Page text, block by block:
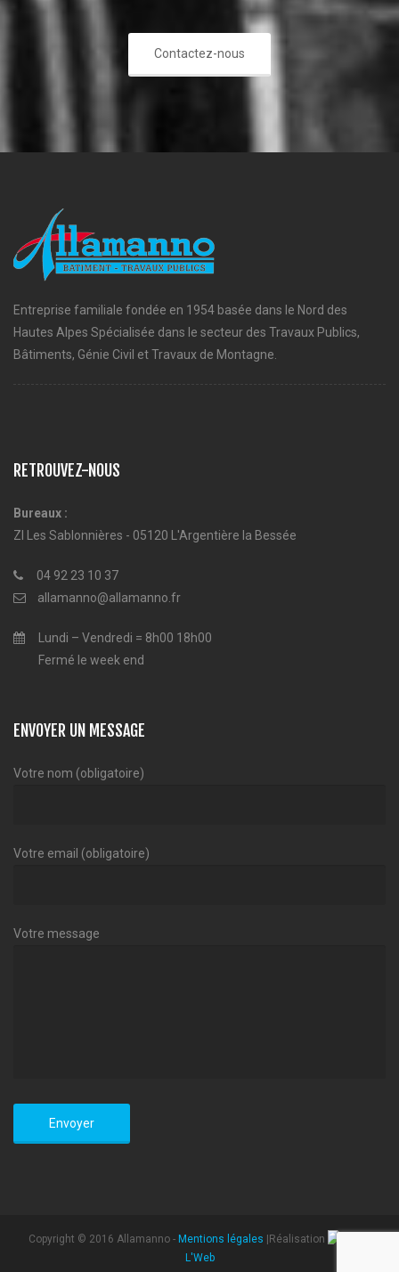
Contactez-nous
Entreprise familiale fondée en 1954 basée dans le Nord des
Hautes Alpes Spécialisée dans le secteur des Travaux Publics,
Bâtiments, Génie Civil et Travaux de Montagne.
RETROUVEZ-NOUS
Bureaux :
ZI Les Sablonnières - 05120 L'Argentière la Bessée
04 92 23 10 37
allamanno@allamanno.fr
Lundi – Vendredi = 8h00 18h00
Fermé le week end
ENVOYER UN MESSAGE
Votre nom (obligatoire)
Votre email (obligatoire)
Votre message
Copyright © 2016 Allamanno - Mentions légales |Réalisation
L'Web